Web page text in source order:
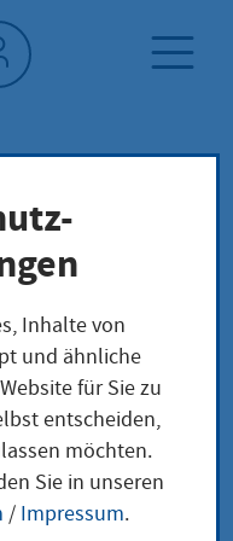
Erlaubnis
Inhalte von
und ähnliche
für Sie zu
entscheiden,
möchten.
Sie in unseren
/ Impressum.